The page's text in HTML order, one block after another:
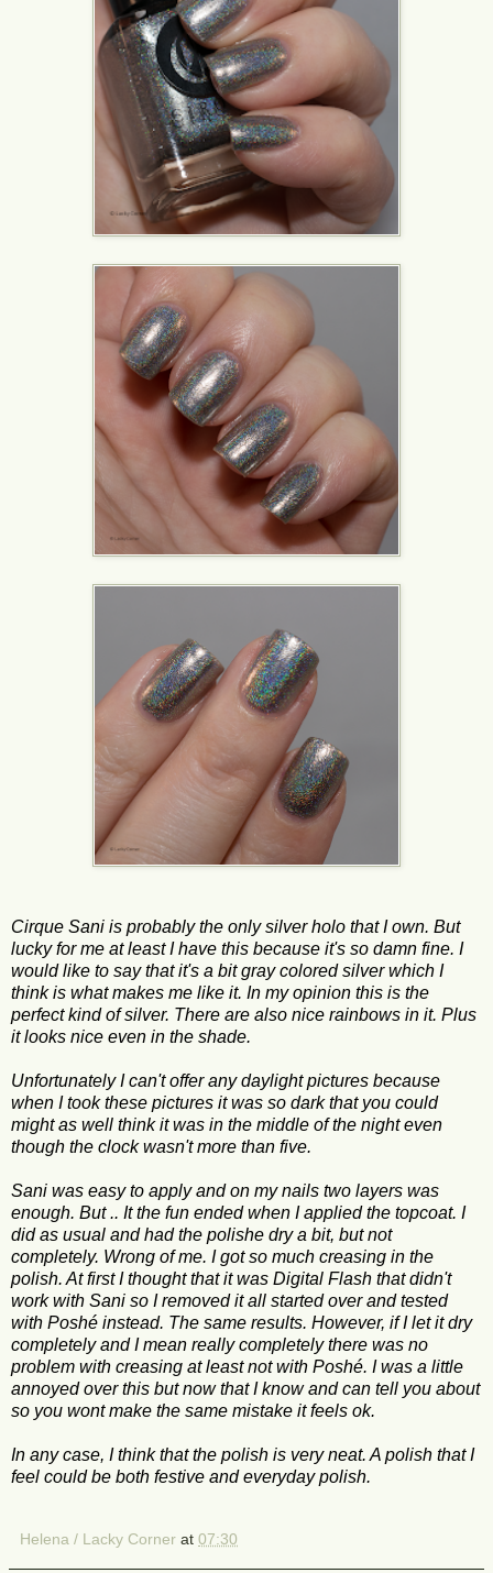
Cirque Sani is probably the only silver holo that I own. But
lucky for me at least I have this because it's so damn fine. I
would like to say that it's a bit gray colored silver which I
think is what makes me like it. In my opinion this is the
perfect kind of silver. There are also nice rainbows in it. Plus
it looks nice even in the shade.
Unfortunately I can't offer any daylight pictures because
when I took these pictures it was so dark that you could
might as well think it was in the middle of the night even
though the clock wasn't more than five.
Sani was easy to apply and on my nails two layers was
enough. But .. It the fun ended when I applied the topcoat. I
did as usual and had the polishe dry a bit, but not
completely. Wrong of me. I got so much creasing in the
polish. At first I thought that it was Digital Flash that didn't
work with Sani so I removed it all started over and tested
with Poshé instead. The same results. However, if I let it dry
completely and I mean really completely there was no
problem with creasing at least not with Poshé. I was a little
annoyed over this but now that I know and can tell you about
so you wont make the same mistake it feels ok.
In any case, I think that the polish is very neat. A polish that I
feel could be both festive and everyday polish.
Helena / Lacky Corner at 07:30